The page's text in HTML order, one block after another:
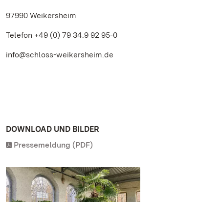
97990 Weikersheim
Telefon +49 (0) 79 34.9 92 95-0
info@schloss-weikersheim.de
DOWNLOAD UND BILDER
Pressemeldung (PDF)